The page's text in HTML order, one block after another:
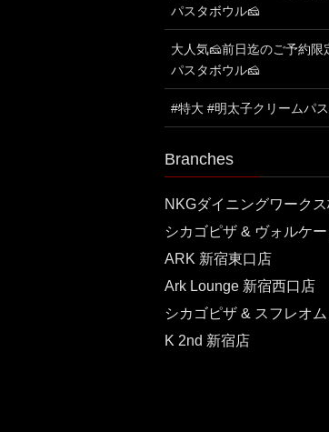
パスタボウル🧀
大人気🧀前日迄のご予約限
パスタボウル🧀
#特大 #明太子クリームパ
Branches
NKGダイニングワーク
シカゴピザ & ヴォルケ
ARK 新宿東口店
Ark Lounge 新宿西口店
シカゴピザ & スフレオ
K 2nd 新宿店